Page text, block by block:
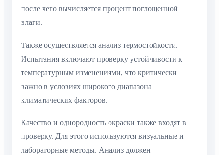
после чего вычисляется процент поглощенной
влаги.
Также осуществляется анализ термостойкости.
Испытания включают проверку устойчивости к
температурным изменениями, что критически
важно в условиях широкого диапазона
климатических факторов.
Качество и однородность окраски также входят в
проверку. Для этого используются визуальные и
лабораторные методы. Анализ должен